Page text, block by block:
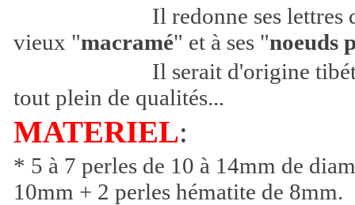
Il redonne ses lettres de
vieux "macramé" et à ses "noeuds
Il serait d'origine tibétaine
tout plein de qualités...
MATERIEL:
* 5 à 7 perles de 10 à 14mm de
10mm + 2 perles hématite de 8mm.